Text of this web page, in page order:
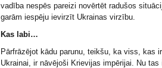
vadība nespēs pareizi novērtēt radušos
garām iespēju ievirzīt Ukrainas virzību.
Kas labi…
Pārfrāzējot kādu parunu, teikšu, ka viss, kas
Ukrainai, ir nāvējoši Krievijas impērijai. Nu tas